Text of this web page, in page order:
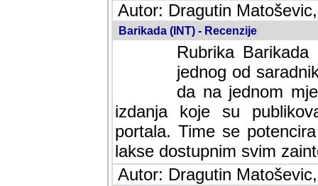
Autor: Dragutin
Barikada (INT) - Recenzije
Rubrika
jednog od
da na jednom
izdanja koje su
portala. Time se
lakse dostupnim svim
Autor: Dragutin